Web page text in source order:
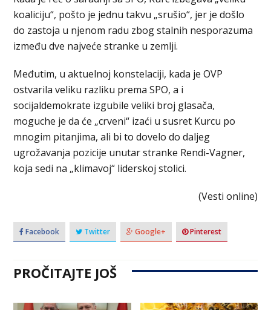
koaliciju“, pošto je jednu takvu „srušio“, jer je došlo
do zastoja u njenom radu zbog stalnih nesporazuma
između dve najveće stranke u zemlji.
Međutim, u aktuelnoj konstelaciji, kada je OVP
ostvarila veliku razliku prema SPO, a i
socijaldemokrate izgubile veliki broj glasača,
moguche je da će „crveni“ izaći u susret Kurcu po
mnogim pitanjima, ali bi to dovelo do daljeg
ugrožavanja pozicije unutar stranke Rendi-Vagner,
koja sedi na „klimavoj“ liderskoj stolici.
(Vesti online)
Facebook Twitter Google+ Pinterest
PROČITAJTE JOŠ